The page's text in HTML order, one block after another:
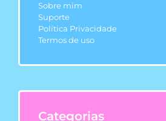
Sobre mim
Suporte
Política Privacidade
Termos de uso
Categorias